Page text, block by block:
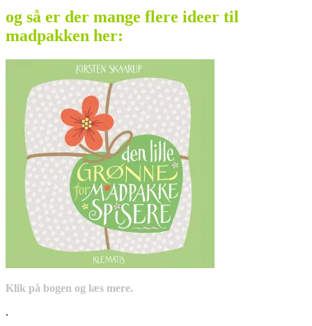
og så er der mange flere ideer til
madpakken her:
Klik på bogen og læs mere.
.